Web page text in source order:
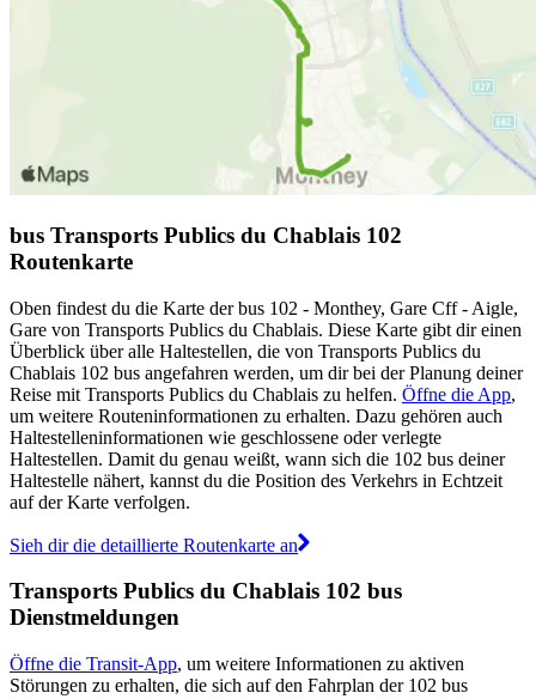
bus Transports Publics du Chablais 102
Routenkarte
Oben findest du die Karte der bus 102 - Monthey, Gare Cff - Aigle,
Gare von Transports Publics du Chablais. Diese Karte gibt dir einen
Überblick über alle Haltestellen, die von Transports Publics du
Chablais 102 bus angefahren werden, um dir bei der Planung deiner
Reise mit Transports Publics du Chablais zu helfen. Öffne die App,
um weitere Routeninformationen zu erhalten. Dazu gehören auch
Haltestelleninformationen wie geschlossene oder verlegte
Haltestellen. Damit du genau weißt, wann sich die 102 bus deiner
Haltestelle nähert, kannst du die Position des Verkehrs in Echtzeit
auf der Karte verfolgen.
Sieh dir die detaillierte Routenkarte an
Transports Publics du Chablais 102 bus
Dienstmeldungen
Öffne die Transit-App, um weitere Informationen zu aktiven
Störungen zu erhalten, die sich auf den Fahrplan der 102 bus